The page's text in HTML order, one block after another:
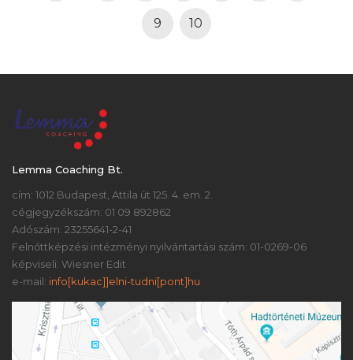
9 10
Lemma Coaching Bt.
cím: 1012 Budapest, Attila út 125. 4. em. 2.
cégjegyzékszám: 01 09 892862
Adószám: 23255641-2-41
Felnőttképzési intézményi nyilvántartási szám: 01-0269-06
képviseli: Wiesner Edit
e-mail: info[kukac]]elni-tudni[pont]hu